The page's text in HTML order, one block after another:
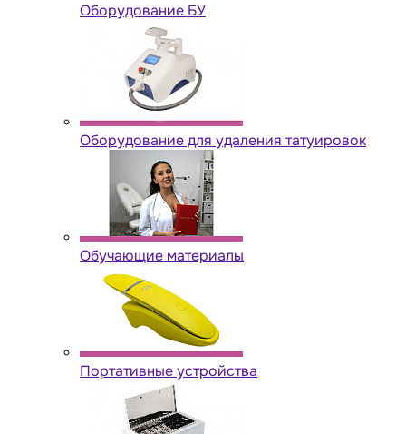
Оборудование БУ
Оборудование для удаления татуировок
Обучающие материалы
Портативные устройства